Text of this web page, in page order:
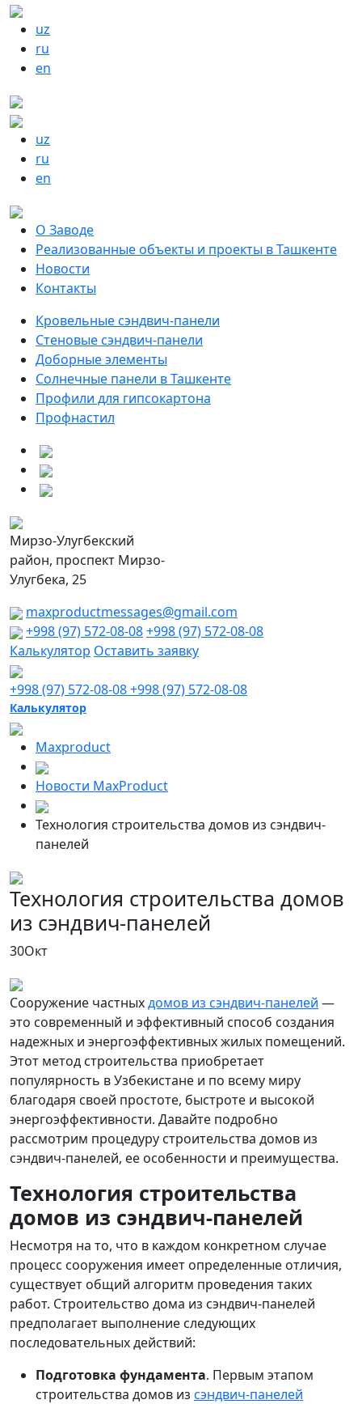
uz
ru
en
uz
ru
en
О Заводе
Реализованные объекты и проекты в Ташкенте
Новости
Контакты
Кровельные сэндвич-панели
Стеновые сэндвич-панели
Доборные элементы
Солнечные панели в Ташкенте
Профили для гипсокартона
Профнастил
Мирзо-Улугбекский
район, проспект Мирзо-
Улугбека, 25
maxproductmessages@gmail.com
+998 (97) 572-08-08+998 (97) 572-08-08
Калькулятор Оставить заявку
+998 (97) 572-08-08+998 (97) 572-08-08
Калькулятор
Maxproduct
Новости MaxProduct
Технология строительства домов из сэндвич-
панелей
Технология строительства домов
из сэндвич-панелей
30Окт
Сооружение частныхдомов из сэндвич-панелей —
это современный и эффективный способ создания
надежных и энергоэффективных жилых помещений.
Этот метод строительства приобретает
популярность в Узбекистане и по всему миру
благодаря своей простоте, быстроте и высокой
энергоэффективности. Давайте подробно
рассмотрим процедуру строительства домов из
сэндвич-панелей, ее особенности и преимущества.
Технология строительства
домов из сэндвич-панелей
Несмотря на то, что в каждом конкретном случае
процесс сооружения имеет определенные отличия,
существует общий алгоритм проведения таких
работ. Строительство дома из сэндвич-панелей
предполагает выполнение следующих
последовательных действий:
Подготовка фундамента. Первым этапом
строительства домов из сэндвич-панелей